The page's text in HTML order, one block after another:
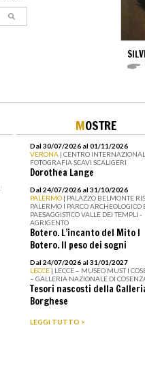
MOSTRE
Dal 30/07/2026 al 01/11/2026
VERONA | CENTRO
FOTOGRAFIA SCAVI SCALIGERI
Dorothea Lange
Dal 24/07/2026 al 31/10/2026
PALERMO | PALAZZO BELMONTE
PALERMO I PARCO ARCHEOLOGICO
PAESAGGISTICO VALLE DEI TEMPLI -
AGRIGENTO
Botero. L’incanto del Mito I
Botero. Il peso dei sogni
Dal 24/07/2026 al 31/01/2027
LECCE | LECCE – MUSEO MUST I
– GALLERIA NAZIONALE DI
Tesori nascosti della
Borghese
LEGGI TUTTO >